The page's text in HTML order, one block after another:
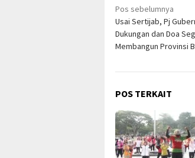
Navigasi
pos
Pos sebelumnya
Usai Sertijab, Pj
Dukungan dan Doa
Membangun Provinsi
POS TERKAIT